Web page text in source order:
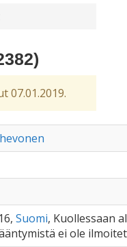
07.01.2019.
Suomi, Kuollessaan
ei ole